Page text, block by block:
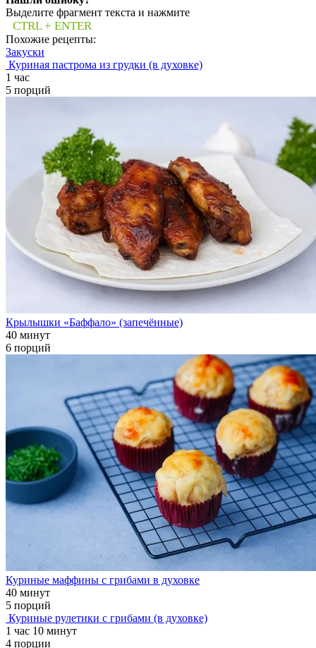
Выделите фрагмент текста и нажмите
CTRL + ENTER
Похожие рецепты:
Закуски
Куриная пастрома из грудки (в духовке)
1 час
5 порций
Крылышки «Баффало» (запечённые)
40 минут
6 порций
Куриные маффины с грибами в духовке
40 минут
5 порций
Куриные рулетики с грибами (в духовке)
1 час 10 минут
4 порции